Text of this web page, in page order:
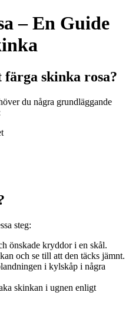
– En Guide
skinka rosa?
du några grundläggande
steg:
önskade kryddor i en skål.
och se till att den täcks jämnt.
i kylskåp i några
skinkan i ugnen enligt